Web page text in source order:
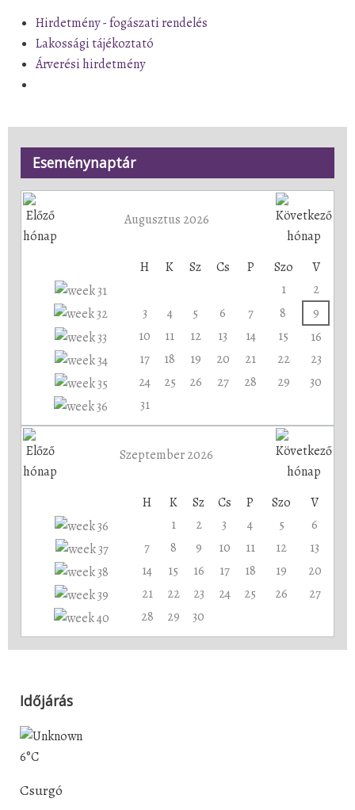
Hirdetmény - fogászati rendelés
Lakossági tájékoztató
Árverési hirdetmény
Eseménynaptár
Augusztus 2026
H K Sz Cs P Szo
V
1
2
3
4 5 6 7 8
9
10
11 12 13 14 15
16
17
18 19 20 21 22
23
24
25 26 27 28 29
30
31
Szeptember 2026
H K Sz Cs P Szo
V
1
2 3 4 5
6
7
8 9 10 11 12
13
14
15 16 17 18 19
20
21
22 23 24 25 26
27
28
29 30
Időjárás
6°C
Csurgó